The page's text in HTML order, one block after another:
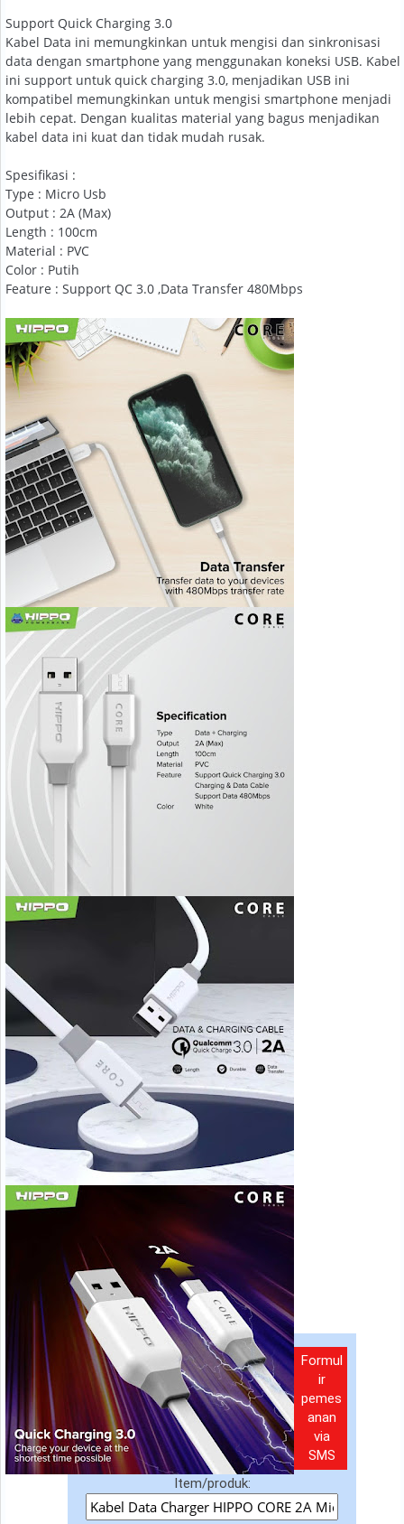
Support Quick Charging 3.0
Kabel Data ini memungkinkan untuk mengisi dan sinkronisasi
data dengan smartphone yang menggunakan koneksi USB. Kabel
ini support untuk quick charging 3.0, menjadikan USB ini
kompatibel memungkinkan untuk mengisi smartphone menjadi
lebih cepat. Dengan kualitas material yang bagus menjadikan
kabel data ini kuat dan tidak mudah rusak.
Spesifikasi :
Type : Micro Usb
Output : 2A (Max)
Length : 100cm
Material : PVC
Color : Putih
Feature : Support QC 3.0 ,Data Transfer 480Mbps
Formul
ir
pemes
anan
via
SMS
Item/produk: